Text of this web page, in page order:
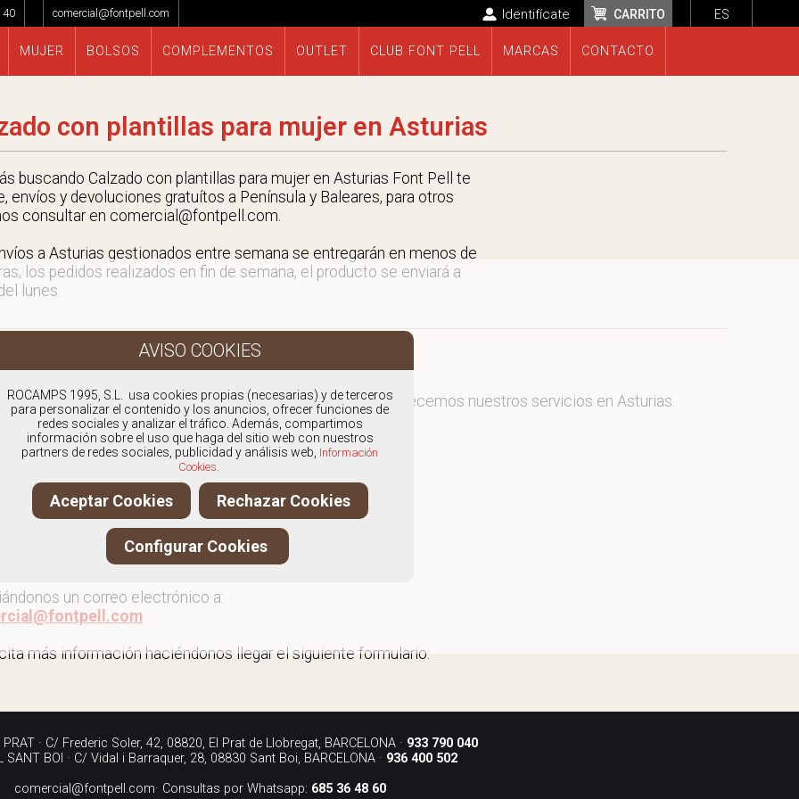
ES
40 comercial@fontpell.com CARRITO
Identifícate
MUJER BOLSOS COMPLEMENTOS OUTLET CLUB FONT PELL MARCAS CONTACTO
con plantillas para mujer en Asturias
buscando Calzado con plantillas para mujer en Asturias Font Pell te
envíos y devoluciones gratuítos a Península y Baleares, para otros
consultar en comercial@fontpell.com.
a Asturias gestionados entre semana se entregarán en menos de
los pedidos realizados en fin de semana, el producto se enviará a
lunes.
especialistas en Calzado con plantillas para mujer, y ofrecemos nuestros servicios en Asturias.
más calzado con plantillas para mujer
más información llamándonos a los teléfonos:
040
un correo electrónico a:
más información haciéndonos llegar el siguiente formulario:
PRAT · C/ Frederic Soler, 42, 08820, El Prat de Llobregat, BARCELONA · 933 790 040
SANT BOI · C/ Vidal i Barraquer, 28, 08830 Sant Boi, BARCELONA · 936 400 502
comercial@fontpell.com· Consultas por Whatsapp: 685 36 48 60
ROCAMPS 1995, S.L. usa cookies propias (necesarias) y de terceros
para personalizar el contenido y los anuncios, ofrecer funciones de
redes sociales y analizar el tráfico. Además, compartimos
información sobre el uso que haga del sitio web con nuestros
partners de redes sociales, publicidad y análisis web, Información
Cookies.
Aceptar Cookies Rechazar Cookies
Configurar Cookies